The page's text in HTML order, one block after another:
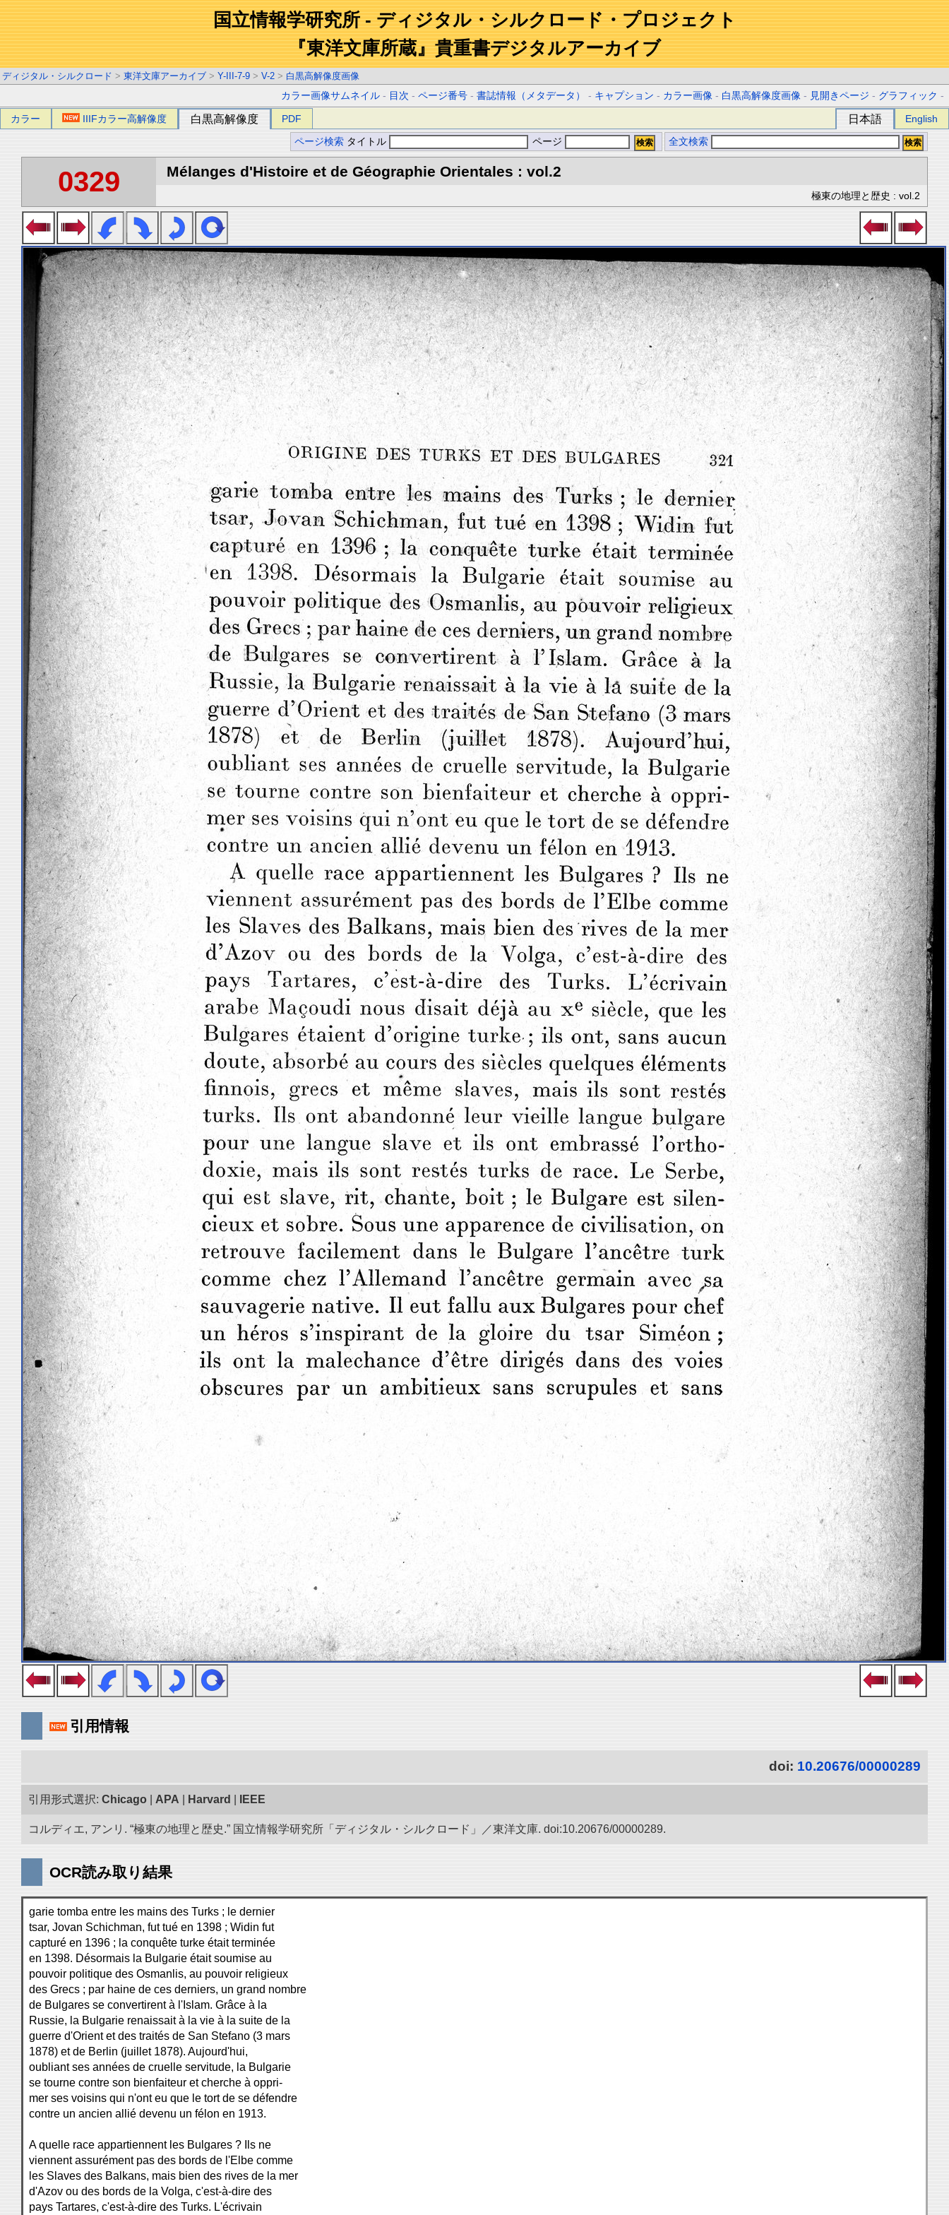
国立情報学研究所 - ディジタル・シルクロード・プロジェクト
『東洋文庫所蔵』貴重書デジタルアーカイブ
ディジタル・シルクロード > 東洋文庫アーカイブ > Y-III-7-9 > V-2 > 白黒高解像度画像
カラー画像サムネイル - 目次 -ページ番号 -書誌情報（メタデータ） - キャプション - カラー画像 - 白黒高解像度画像 - 見開きページ - グラフィック -
カラー IIIFカラー高解像度 白黒高解像度 PDF 日本語 English
ページ検索 タイトル ページ 全文検索
0329 Mélanges d'Histoire et de Géographie Orientales : vol.2
極東の地理と歴史 : vol.2
引用情報
doi: 10.20676/00000289
引用形式選択: Chicago APA Harvard IEEE
コルディエ, アンリ. “極東の地理と歴史.” 国立情報学研究所「ディジタル・シルクロード」／東洋文庫. doi:10.20676/00000289.
OCR読み取り結果
garie tomba entre les mains des Turks ; le dernier
tsar, Jovan Schichman, fut tué en 1398 ; Widin fut
capturé en 1396 ; la conquête turke était terminée
en 1398. Désormais la Bulgarie était soumise au
pouvoir politique des Osmanlis, au pouvoir religieux
des Grecs ; par haine de ces derniers, un grand nombre
de Bulgares se convertirent à l'Islam. Grâce à la
Russie, la Bulgarie renaissait à la vie à la suite de la
guerre d'Orient et des traités de San Stefano (3 mars
1878) et de Berlin (juillet 1878). Aujourd'hui,
oubliant ses années de cruelle servitude, la Bulgarie
se tourne contre son bienfaiteur et cherche à oppri-
mer ses voisins qui n'ont eu que le tort de se défendre
contre un ancien allié devenu un félon en 1913.
A quelle race appartiennent les Bulgares ? Ils ne
viennent assurément pas des bords de l'Elbe comme
les Slaves des Balkans, mais bien des rives de la mer
d'Azov ou des bords de la Volga, c'est-à-dire des
pays Tartares, c'est-à-dire des Turks. L'écrivain